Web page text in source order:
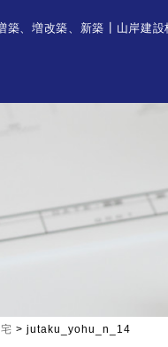
築、増改築、新築┃山岸建設
>jutaku_yohu_n_14